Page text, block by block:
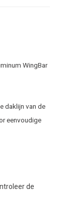
WingBar
daklijn van de
eenvoudige
de